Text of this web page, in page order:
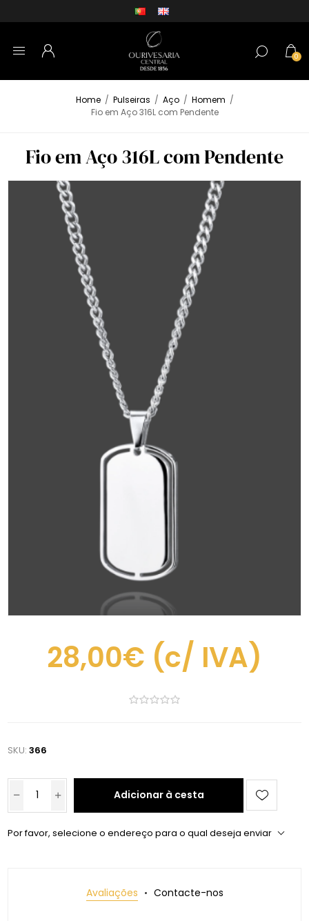
0
Home / Pulseiras / Aço / Homem /
Fio em Aço 316L com Pendente
Fio em Aço 316L com Pendente
28,00€ (c/ IVA)
SKU: 366
Adicionar à cesta
Por favor, selecione o endereço para o qual deseja enviar
Avaliações Contacte-nos